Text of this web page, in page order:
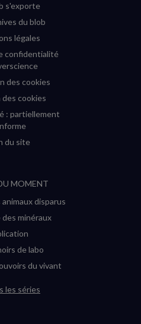
s'exporte
du blob
légales
confidentialité
des cookies
cookies
: partiellement
du site
MOMENT
disparus
des minéraux
de labo
du vivant
les séries